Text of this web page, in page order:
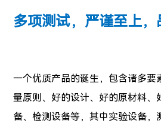
多项测试，严谨至上，
一个优质产品的诞生，包含诸多要
量原则、好的设计、好的原材料、
备、检测设备等，其中实验设备，